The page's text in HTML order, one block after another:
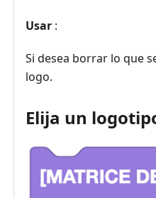
Usar :
Si desea borrar lo que
logo.
Elija un